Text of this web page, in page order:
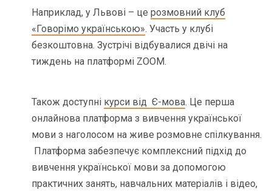
Наприклад, у Львові – церозмовний клуб
«Говорімо українською». Участь у клубі
безкоштовна. Зустрічі відбувалися двічі на
тиждень на платформі ZOOM.
Також доступні курси від Є-мова. Це перша
онлайнова платформа з вивчення української
мови з наголосом на живе розмовне спілкування.
Платформа забезпечує комплексний підхід до
вивчення української мови за допомогою
практичних занять, навчальних матеріалів і відео,